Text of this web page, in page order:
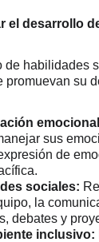
el desarrollo
de habilidades
promuevan su
sus
de
sociales:
la
debates y
inclusivo: